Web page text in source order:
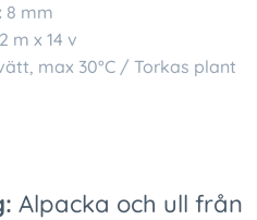
8 mm
m x 14 v
max 30°C / Torkas plant
Alpacka och ull från